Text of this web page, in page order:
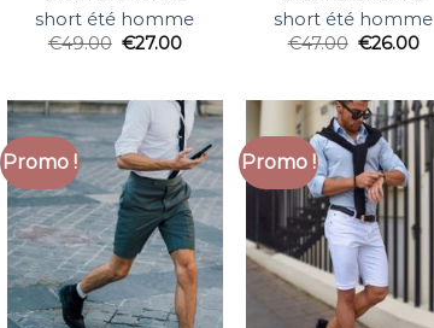
short été homme
€49.00 €27.00
short été homme
€47.00 €26.00
Promo ! Promo !